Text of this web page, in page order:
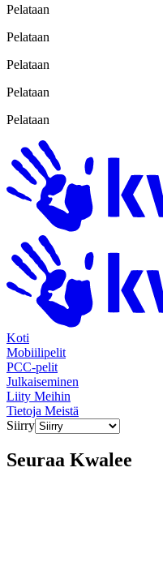
Pelataan
Pelataan
Pelataan
Pelataan
Pelataan
Koti
Mobiilipelit
PCC-pelit
Julkaiseminen
Liity Meihin
Tietoja Meistä
Siirry
Seuraa Kwalee